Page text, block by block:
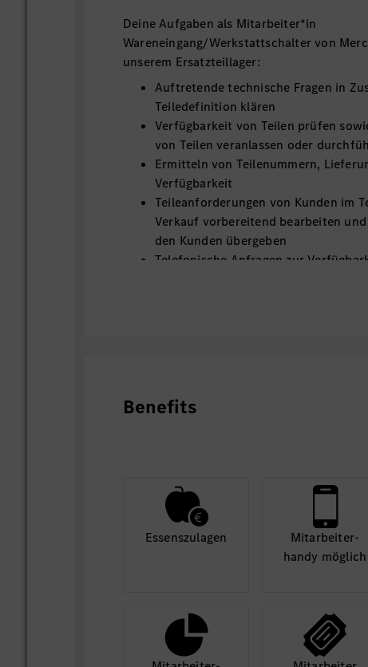
Deine Aufgaben als Mitarbeiter*in
Wareneingang/Werkstattschalter von
unserem Ersatzteillager:
Auftretende technische Fragen in
Teiledefinition klären
Verfügbarkeit von Teilen prüfen
von Teilen veranlassen oder
Ermitteln von Teilenummern,
Verfügbarkeit
Teileanforderungen von Kunden im
Verkauf vorbereitend bearbeiten
den Kunden übergeben
Telefonische Anfragen zur
deinen ganz persönlichen Mercedes
Benefits
Essens­zulagen
Mit­arbeiter­
handy möglich